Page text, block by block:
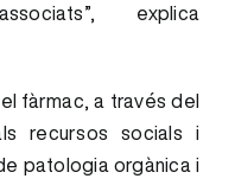
explica
fàrmac, a través del
recursos socials i
patologia orgànica i